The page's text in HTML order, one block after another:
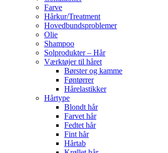
Farve
Hårkur/Treatment
Hovedbundsproblemer
Olie
Shampoo
Solprodukter – Hår
Værktøjer til håret
Børster og kamme
Føntørrer
Hårelastikker
Hårtype
Blondt hår
Farvet hår
Fedtet hår
Fint hår
Hårtab